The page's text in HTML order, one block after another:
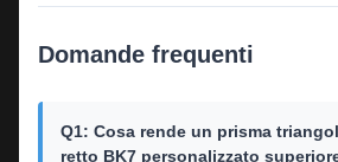
Domande frequenti
Q1: Cosa rende un prisma
retto BK7 personalizzato